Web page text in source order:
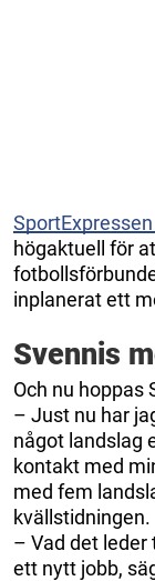
högaktuell för
inplanerat ett
Svennis
Och nu hoppas
– Just nu har
något landslag
kontakt med
med fem
kvällstidningen.
– Vad det leder
ett nytt jobb,